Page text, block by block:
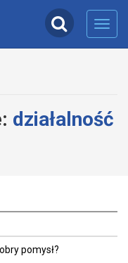
działalność
pomysł?